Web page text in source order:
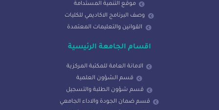
موقع التنمية المستدامة
وصف البرنامج الاكاديمي للكليات
القوانين والتعليمات المعتمدة
اقسام الجامعة الرئيسية
الامانة العامة للمكتبة المركزية
قسم الشؤون العلمية
قسم شؤون الطلبة والتسجيل
قسم ضمان الجودة والاداء الجامعي